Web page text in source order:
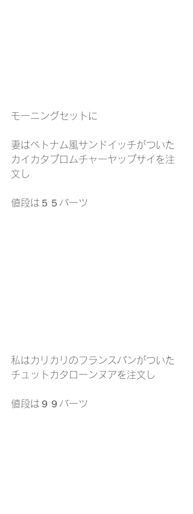
モーニングセットに
妻はベトナム風サンドイッチがついた
カイカタプロムチャーヤップサイを注
文し
値段は５５バーツ
私はカリカリのフランスパンがついた
チュットカタローンヌアを注文し
値段は９９バーツ